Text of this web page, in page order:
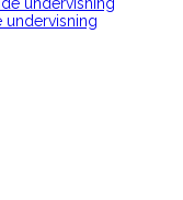
undervisning